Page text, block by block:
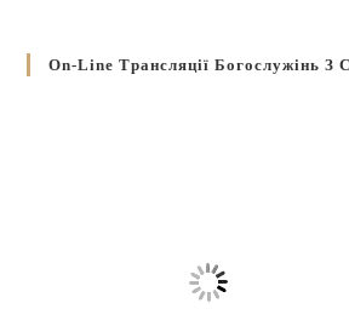
On-Line Трансляції Богослужінь З